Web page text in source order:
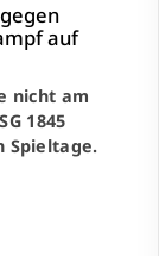
auf
nicht am
1845
Spieltage.